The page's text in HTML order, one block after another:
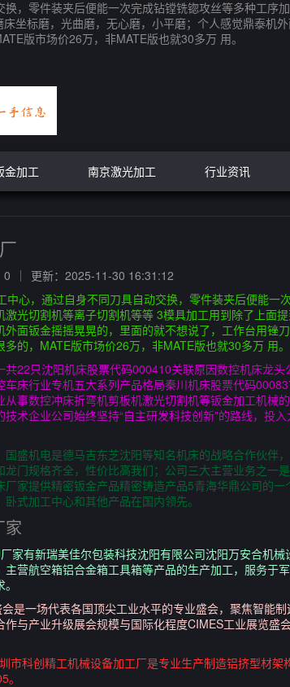
，零件装夹后便能一次完成钻镗铣锪攻丝等多种工
坐标磨，光曲磨，无心磨，小平磨；个人感觉鼎泰
版市场价26万，非MATE版也就30多万 用。
金加工 南京激光加工 行业资讯
0
更新：2025-11-30 16:31:12
中心，通过自身不同刀具自动交换，零件装夹后便能
激光切割机等离子切割机等等 3模具加工用到除了上面
外面钣金摇摇晃晃的，里面的就不想说了，工作台用锉
的，MATE版市场价26万，非MATE版也就30多万 用。
共22只沈阳机床股票代码000410关联原因数控机床龙
车床行业专机五大系列产品格局秦川机床股票代码
从事数控冲床折弯机剪板机激光切割机等钣金加工机
技术企业公司始终坚持“自主研发科技创新”的路线，投
国盛机电是德马吉东芝沈阳等知名机床的战略合作伙
龙门规格齐全，性价比高我们；公司三大主营业务之
厂家提供精密钣金产品精密铸造产品5青海华鼎公司的
式加工中心和其他产品在国内领先。
家
家有新瑞美佳尔包装科技沈阳有限公司沈阳万安合机
主营航空箱铝合金箱工具箱等产品的生产加工，服务
是一场代表各国顶尖工业水平的专业盛会，聚焦智能
作与产业升级展会规模与国际化程度CIMES工业展览
市科创精工机械设备加工厂是专业生产制造铝挤型材